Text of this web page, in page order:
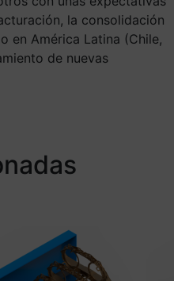
la consolidación
en América Latina (Chile,
de nuevas